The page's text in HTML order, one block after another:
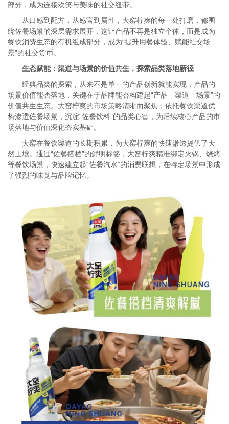
部分，成为连接欢笑与美味的社交纽带。
从口感到配方，从感官到属性，大窑柠爽的每一处打磨，都围
绕佐餐场景的深层需求展开，这让产品不再是独立个体，而是成为
餐饮消费生态的有机组成部分，成为“提升用餐体验、赋能社交场
景”的社交货币。
生态赋能：渠道与场景的价值共生，探索品类落地新径
经典品类的探索，从来不是单一的产品创新就能实现，产品的
场景价值能否落地，关键在于品牌能否构建起“产品—渠道—场景”的
价值共生生态。大窑柠爽的市场策略清晰而聚焦：依托餐饮渠道优
势渗透佐餐场景，沉淀“佐餐饮料”的品类心智，为后续核心产品的市
场落地与价值深化夯实基础。
大窑在餐饮渠道的长期积累，为大窑柠爽的快速渗透提供了天
然土壤。通过“佐餐搭档”的鲜明标签，大窑柠爽精准绑定火锅、烧烤
等餐饮场景，快速建立起“佐餐汽水”的消费联想，在特定场景中形成
了强烈的味觉与品牌记忆。